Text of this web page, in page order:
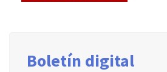
Boletín digital